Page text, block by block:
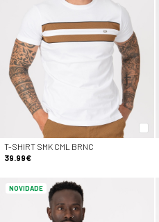
T-SHIRT SMK CML BRNC
39.99€
NOVIDADE